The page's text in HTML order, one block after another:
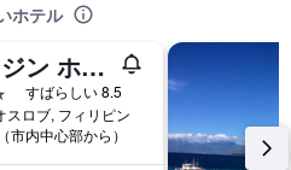
ホテル
ジンジン ホテル & リゾート
すばらしい 8.5
スロブ, フィリピン
市内中心部から）